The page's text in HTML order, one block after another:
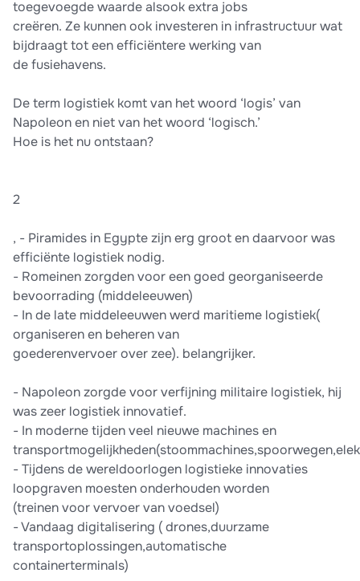
toegevoegde waarde alsook extra jobs
creëren. Ze kunnen ook investeren in infrastructuur wat
bijdraagt tot een efficiëntere werking van
de fusiehavens.
De term logistiek komt van het woord ‘logis’ van
Napoleon en niet van het woord ‘logisch.’
Hoe is het nu ontstaan?
2
, - Piramides in Egypte zijn erg groot en daarvoor was
efficiënte logistiek nodig.
- Romeinen zorgden voor een goed georganiseerde
bevoorrading (middeleeuwen)
- In de late middeleeuwen werd maritieme logistiek(
organiseren en beheren van
goederenvervoer over zee). belangrijker.
- Napoleon zorgde voor verfijning militaire logistiek, hij
was zeer logistiek innovatief.
- In moderne tijden veel nieuwe machines en
- Tijdens de wereldoorlogen logistieke innovaties
loopgraven moesten onderhouden worden
(treinen voor vervoer van voedsel)
- Vandaag digitalisering ( drones,duurzame
transportoplossingen,automatische
containerterminals)